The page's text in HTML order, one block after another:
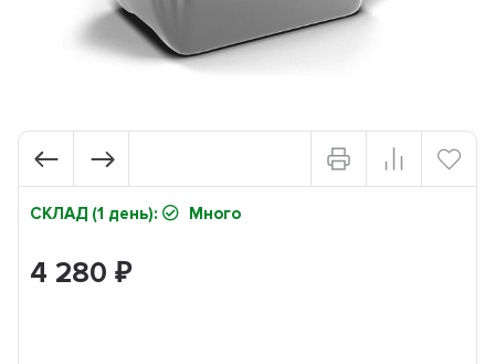
СКЛАД (1 день): Много
4 280₽